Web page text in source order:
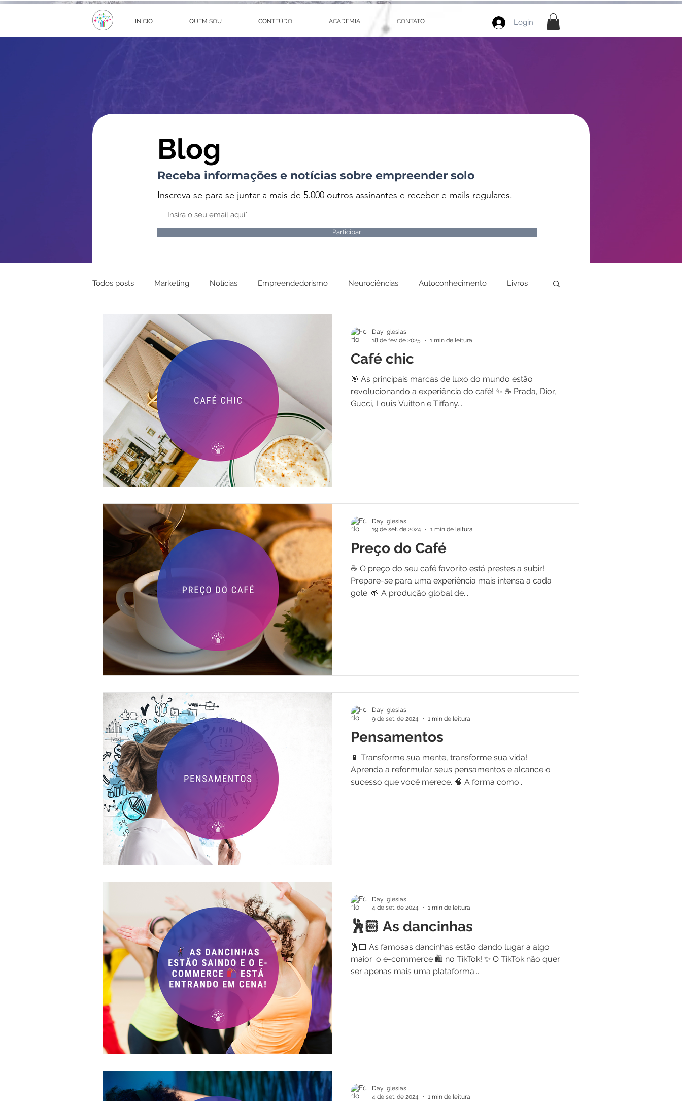
INÍCIO QUEM SOU CONTEÚDO ACADEMIA CONTATO Login
Blog
Receba informações e notícias sobre empreender solo
Inscreva-se para se juntar a mais de 5.000 outros assinantes e receber e-mails regulares.
Participar
Todos posts Marketing Notícias Empreendedorismo Neurociências Autoconhecimento Livros
Pessoal
Café chic
🎯 As principais marcas de luxo do mundo estão
revolucionando a experiência do café! ✨ ☕️ Prada, Dior,
Gucci, Louis Vuitton e Tiffany...
Day Iglesias
18 de fev. de 2025
1 min de leitura
Preço do Café
☕ O preço do seu café favorito está prestes a subir!
Prepare-se para uma experiência mais intensa a cada
gole. 🌱 A produção global de...
Day Iglesias
19 de set. de 2024
1 min de leitura
Pensamentos
📱 Transforme sua mente, transforme sua vida!
Aprenda a reformular seus pensamentos e alcance o
sucesso que você merece. 🧠 A forma como...
Day Iglesias
9 de set. de 2024
1 min de leitura
🕺🏻 As dancinhas
🕺🏻 As famosas dancinhas estão dando lugar a algo
maior: o e-commerce 🛍 no TikTok! ✨ O TikTok não quer
ser apenas mais uma plataforma...
Day Iglesias
4 de set. de 2024
1 min de leitura
Day Iglesias
4 de set. de 2024
1 min de leitura